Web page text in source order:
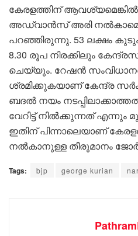
കേരളത്തിന്
അഡ്വാന്‍സ് അരി
പറഞ്ഞിരുന്നു. 53 ലക്ഷം
8.30 രൂപ നിരക്കിലും
ചെയ്യും. റേഷന്‍
ശ്രമിക്കുകയാണ് കേന്ദ്ര
ബദല്‍ നയം
വേറിട്ട് നില്‍ക്കുന്നത് എന്നും
ഇതിന് പിന്നാലെയാണ്
നല്‍കാനുള്ള തീരുമാനം
Tags: bjp george kurian